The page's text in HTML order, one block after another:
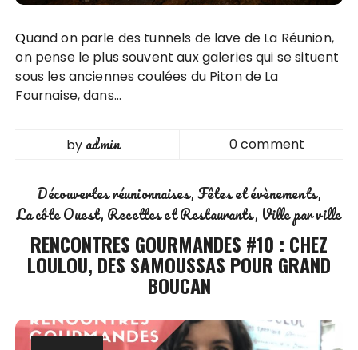
Quand on parle des tunnels de lave de La Réunion,
on pense le plus souvent aux galeries qui se situent
sous les anciennes coulées du Piton de La
Fournaise, dans…
by admin 0 comment
Découvertes réunionnaises Fêtes et évènements
La côte Ouest Recettes et Restaurants Ville par ville
RENCONTRES GOURMANDES #10 : CHEZ
LOULOU, DES SAMOUSSAS POUR GRAND
BOUCAN